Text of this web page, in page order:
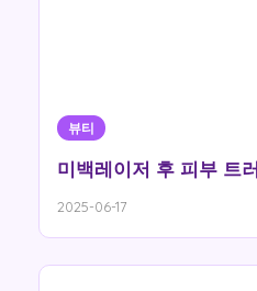
뷰티
미백레이저 후 피부 트
2025-06-17